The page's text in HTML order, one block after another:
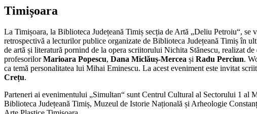
Timișoara
La Timișoara, la Biblioteca Județeană Timiș secția de Artă „Deliu Petroiu“,
retrospectivă a lecturilor publice organizate de Biblioteca Județeană Timiș în
de artă și literatură pornind de la opera scriitorului Nichita Stănescu, realizat
profesorilorMarioara Popescu, Dana Miclăuș-Mercea și Radu Perciun.
ca temă personalitatea lui Mihai Eminescu. La acest eveniment este invitat
Crețu.
Parteneri ai evenimentului „Simultan“ sunt Centrul Cultural al Sectorului 1
Biblioteca Județeană Timiș, Muzeul de Istorie Națională și Arheologie